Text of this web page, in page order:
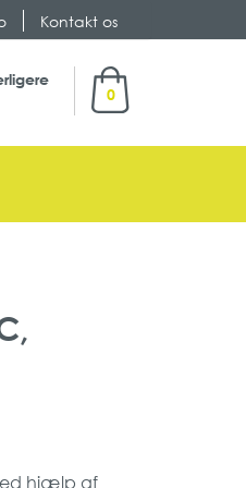
Kontakt os
0
hjælp af